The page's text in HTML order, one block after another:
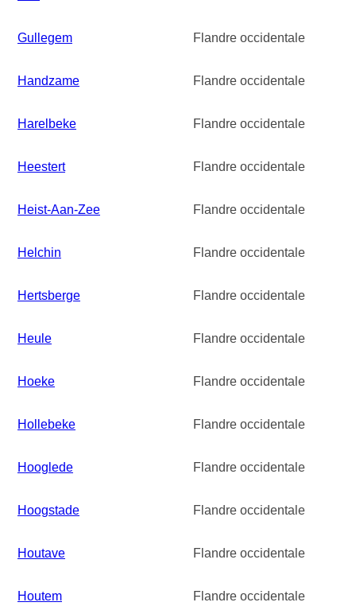
Gullegem Flandre occidentale
Handzame Flandre occidentale
Harelbeke Flandre occidentale
Heestert Flandre occidentale
Heist-Aan-Zee Flandre occidentale
Helchin Flandre occidentale
Hertsberge Flandre occidentale
Heule Flandre occidentale
Hoeke Flandre occidentale
Hollebeke Flandre occidentale
Hooglede Flandre occidentale
Hoogstade Flandre occidentale
Houtave Flandre occidentale
Houtem Flandre occidentale